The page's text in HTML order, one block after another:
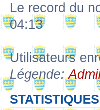
Le record du
04:13
Utilisateurs
Légende:
STATISTIQUES